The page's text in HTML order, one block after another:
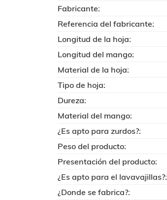
Fabricante:
Referencia del fabricante:
Longitud de la hoja:
Longitud del mango:
Material de la hoja:
Tipo de hoja:
Dureza:
Material del mango:
¿Es apto para zurdos?:
Peso del producto:
Presentación del producto:
¿Es apto para el lavavajillas?:
¿Donde se fabrica?: